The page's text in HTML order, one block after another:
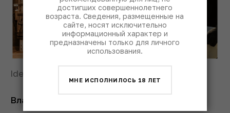
Idealdrinks
Владислав Маркин:
достигших совершеннолетнего
возраста. Сведения, размещенные на
сайте, носят исключительно
информационный характер и
предназначены только для личного
использования.
МНЕ ИСПОЛНИЛОСЬ 18 ЛЕТ